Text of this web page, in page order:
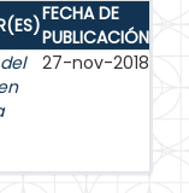
FECHA DE
PUBLICACIÓN
27-nov-2018